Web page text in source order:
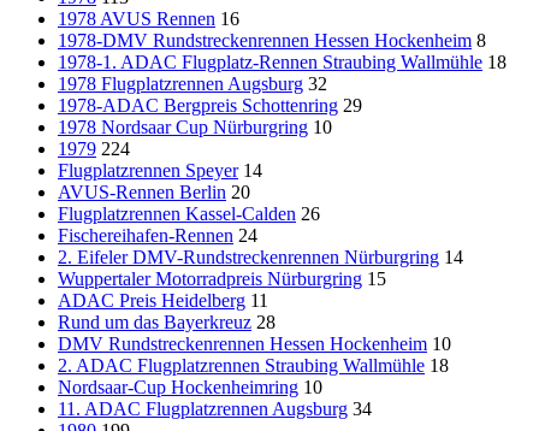
1978 AVUS Rennen 16
1978-DMV Rundstreckenrennen Hessen Hockenheim 8
1978-1. ADAC Flugplatz-Rennen Straubing Wallmühle 18
1978 Flugplatzrennen Augsburg 32
1978-ADAC Bergpreis Schottenring 29
1978 Nordsaar Cup Nürburgring 10
1979 224
Flugplatzrennen Speyer 14
AVUS-Rennen Berlin 20
Flugplatzrennen Kassel-Calden 26
Fischereihafen-Rennen 24
2. Eifeler DMV-Rundstreckenrennen Nürburgring 14
Wuppertaler Motorradpreis Nürburgring 15
ADAC Preis Heidelberg 11
Rund um das Bayerkreuz 28
DMV Rundstreckenrennen Hessen Hockenheim 10
2. ADAC Flugplatzrennen Straubing Wallmühle 18
Nordsaar-Cup Hockenheimring 10
11. ADAC Flugplatzrennen Augsburg 34